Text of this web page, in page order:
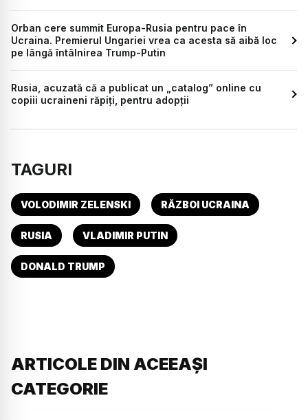
Orban cere summit Europa-Rusia pentru pace în
Ucraina. Premierul Ungariei vrea ca acesta să aibă loc
pe lângă întâlnirea Trump-Putin
Rusia, acuzată că a publicat un „catalog” online cu
copiii ucraineni răpiți, pentru adopții
TAGURI
VOLODIMIR ZELENSKI RĂZBOI UCRAINA
RUSIA VLADIMIR PUTIN
DONALD TRUMP
ARTICOLE DIN ACEEAȘI
CATEGORIE